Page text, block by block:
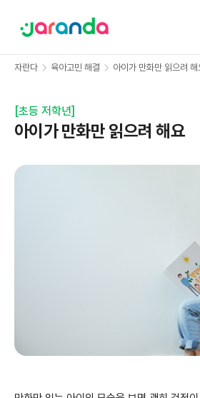
자란다 육아고민 해결 아이가 만화만 읽으려 해
[초등 저학년]
아이가 만화만 읽으려 해요